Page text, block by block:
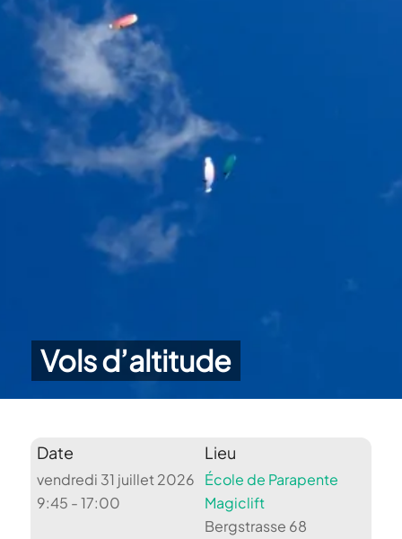
Vols d’altitude
Date
vendredi 31 juillet 2026
9:45 - 17:00
Lieu
École de Parapente
Magiclift
Bergstrasse 68